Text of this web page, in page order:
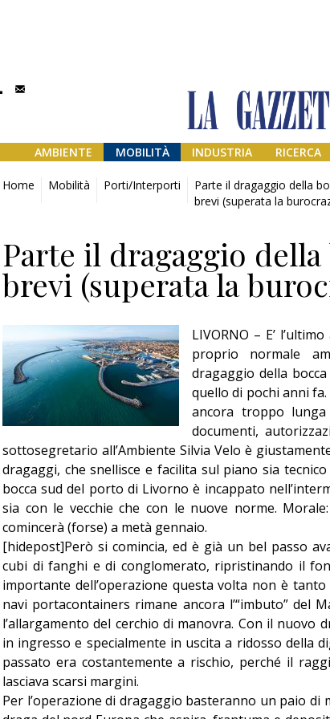
AMBIENTE MOBILITÀ INDUSTRIA RICERCA
Home Mobilità Porti/Interporti
Parte il dragaggio della
brevi (superata la
Parte il dragaggio
brevi (superata la
LIVORNO – E’
proprio normale
dragaggio della
quello di pochi anni
ancora troppo
documenti,
sottosegretario all’Ambiente Silvia Velo è
dragaggi, che snellisce e facilita sul piano sia
bocca sud del porto di Livorno è incappato
sia con le vecchie che con le nuove norme.
comincerà (forse) a metà gennaio.
[hidepost]Però si comincia, ed è già un bel passo
cubi di fanghi e di conglomerato, ripristinando il
importante dell’operazione questa volta non è
navi portacontainers rimane ancora l’“imbuto” del
l’allargamento del cerchio di manovra. Con il
in ingresso e specialmente in uscita a ridosso della
passato era costantemente a rischio, perché il
lasciava scarsi margini.
Per l’operazione di dragaggio basteranno un paio di